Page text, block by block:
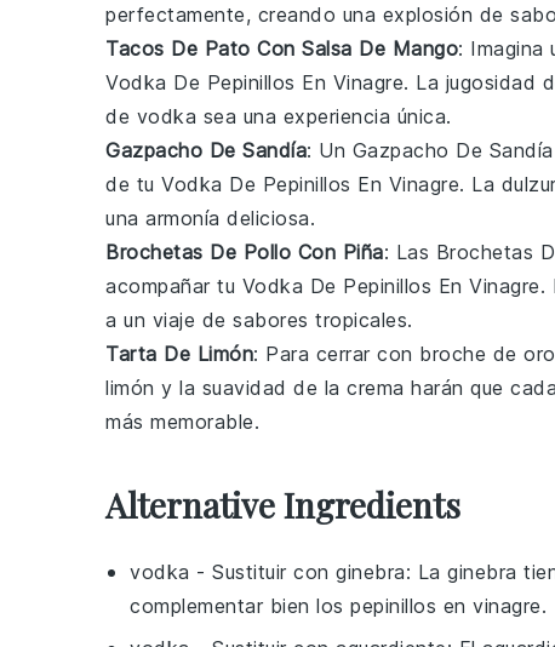
perfectamente, creando una explosión de
Tacos De Pato Con Salsa De Mango: Imagina
Vodka De Pepinillos En Vinagre. La jugosidad
de vodka sea una experiencia única.
Gazpacho De Sandía: Un Gazpacho De Sandía
de tu Vodka De Pepinillos En Vinagre. La
una armonía deliciosa.
Brochetas De Pollo Con Piña: Las Brochetas
acompañar tu Vodka De Pepinillos En Vinagre.
a un viaje de sabores tropicales.
Tarta De Limón: Para cerrar con broche de
limón y la suavidad de la crema harán que
más memorable.
Alternative Ingredients
vodka - Sustituir con ginebra: La ginebra
complementar bien los pepinillos en vinagre.